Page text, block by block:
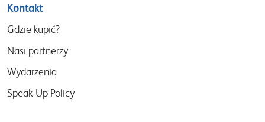
Kontakt
Gdzie kupić?
Nasi partnerzy
Wydarzenia
Speak-Up Policy